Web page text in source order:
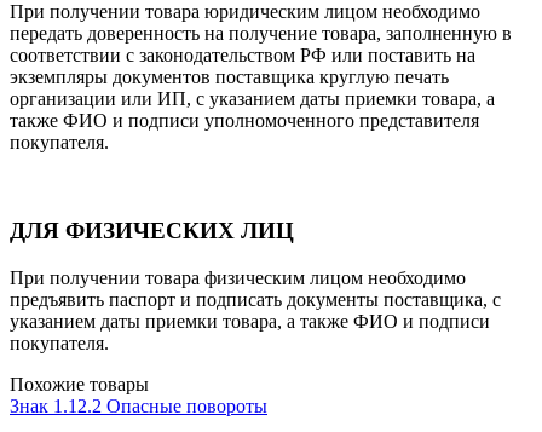
При получении товара юридическим лицом необходимо
передать доверенность на получение товара, заполненную в
соответствии с законодательством РФ или поставить на
экземпляры документов поставщика круглую печать
организации или ИП, с указанием даты приемки товара, а
также ФИО и подписи уполномоченного представителя
покупателя.
ДЛЯ ФИЗИЧЕСКИХ ЛИЦ
При получении товара физическим лицом необходимо
предъявить паспорт и подписать документы поставщика, с
указанием даты приемки товара, а также ФИО и подписи
покупателя.
Похожие товары
Знак 1.12.2 Опасные повороты